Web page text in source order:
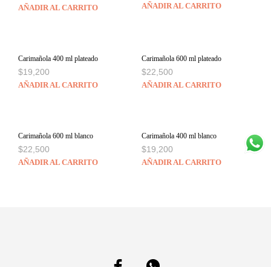
AÑADIR AL CARRITO AÑADIR AL CARRITO
Carimañola 400 ml plateado
$19,200
AÑADIR AL CARRITO
Carimañola 600 ml plateado
$22,500
AÑADIR AL CARRITO
Carimañola 600 ml blanco
$22,500
AÑADIR AL CARRITO
Carimañola 400 ml blanco
$19,200
AÑADIR AL CARRITO